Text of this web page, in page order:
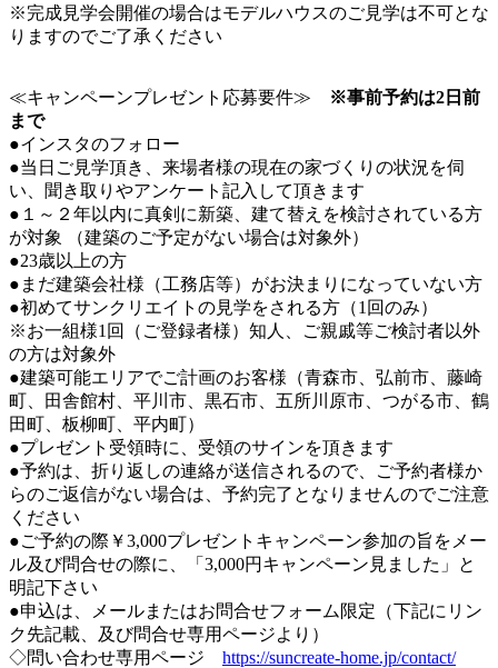
※完成見学会開催の場合はモデルハウスのご見学は不可とな
りますのでご了承ください
≪キャンペーンプレゼント応募要件≫
※事前予約は2日前
まで
●インスタのフォロー
●当日ご見学頂き、来場者様の現在の家づくりの状況を伺
い、聞き取りやアンケート記入して頂きます
●１～２年以内に真剣に新築、建て替えを検討されている方
が対象 （建築のご予定がない場合は対象外）
●23歳以上の方
●まだ建築会社様（工務店等）がお決まりになっていない方
●初めてサンクリエイトの見学をされる方（1回のみ）
※お一組様1回（ご登録者様）知人、ご親戚等ご検討者以外
の方は対象外
●建築可能エリアでご計画のお客様（青森市、弘前市、藤崎
町、田舎館村、平川市、黒石市、五所川原市、つがる市、鶴
田町、板柳町、平内町）
●プレゼント受領時に、受領のサインを頂きます
●予約は、折り返しの連絡が送信されるので、ご予約者様か
らのご返信がない場合は、予約完了となりませんのでご注意
ください
●ご予約の際￥3,000プレゼントキャンペーン参加の旨をメー
ル及び問合せの際に、「3,000円キャンペーン見ました」と
明記下さい
●申込は、メールまたはお問合せフォーム限定（下記にリン
ク先記載、及び問合せ専用ページより）
◇問い合わせ専用ページ https://suncreate-home.jp/contact/